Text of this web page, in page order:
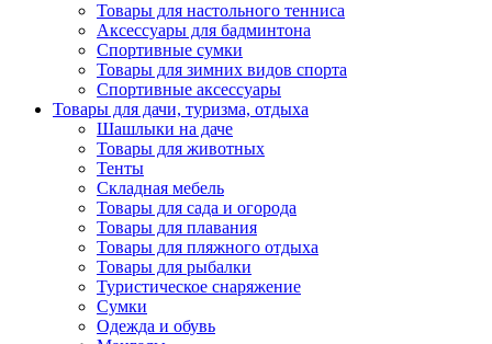
Товары для настольного тенниса
Аксессуары для бадминтона
Спортивные сумки
Товары для зимних видов спорта
Спортивные аксессуары
Товары для дачи, туризма, отдыха
Шашлыки на даче
Товары для животных
Тенты
Складная мебель
Товары для сада и огорода
Товары для плавания
Товары для пляжного отдыха
Товары для рыбалки
Туристическое снаряжение
Сумки
Одежда и обувь